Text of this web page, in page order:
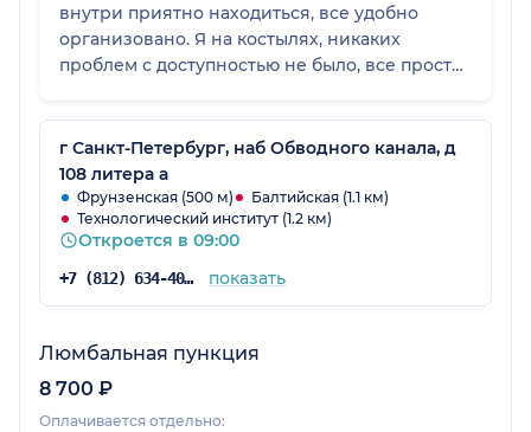
внутри приятно находиться, все удобно
организовано. Я на костылях, никаких
проблем с доступностью не было, все просто
г Санкт-Петербург, наб Обводного канала, д
108 литера а
Фрунзенская (500 м)
Балтийская (1.1 км)
Технологический институт (1.2 км)
Откроется в 09:00
+7 (812) 634-40-46 показать
Люмбальная пункция
8 700 ₽
Оплачивается отдельно: